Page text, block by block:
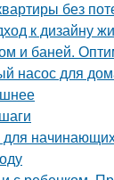
без
к дизайну
и баней.
насос для
для